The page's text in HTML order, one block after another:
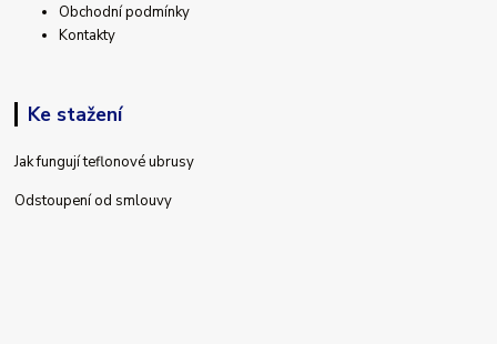
Obchodní podmínky
Kontakty
Ke stažení
Jak fungují teflonové ubrusy
Odstoupení od smlouvy